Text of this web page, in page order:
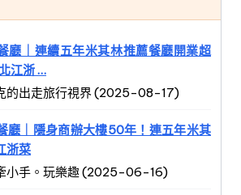
廳｜連續五年米其林推薦餐廳開業超
江浙 …
的出走旅行視界 (2025-08-17)
廳｜隱身商辦大樓50年！連五年米其
浙菜
小手。玩樂趣 (2025-06-16)